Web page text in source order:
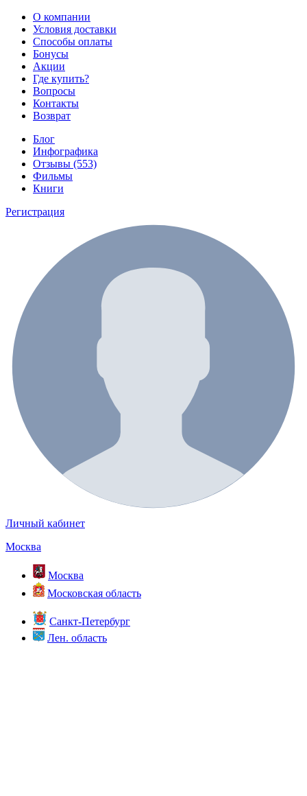
О компании
Условия доставки
Способы оплаты
Бонусы
Акции
Где купить?
Вопросы
Контакты
Возврат
Блог
Инфографика
Отзывы (553)
Фильмы
Книги
Регистрация
Личный кабинет
Москва
Москва
Московская область
Санкт-Петербург
Лен. область